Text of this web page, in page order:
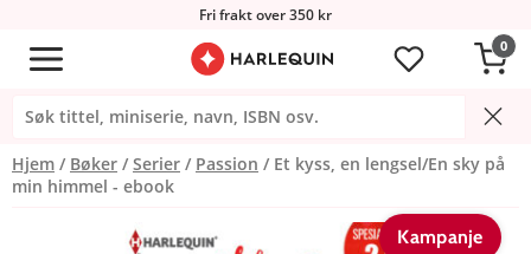
Fri frakt over 350 kr
0
Hjem Bøker Serier Passion
Et kyss, en lengsel/En sky på
min himmel - ebook
Kampanje